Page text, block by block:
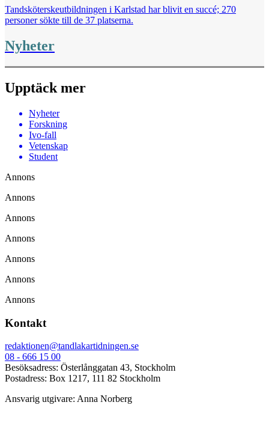
Tandsköterskeutbildningen i Karlstad har blivit en succé; 270
personer sökte till de 37 platserna.
Nyheter
Upptäck mer
Nyheter
Forskning
Ivo-fall
Vetenskap
Student
Annons
Annons
Annons
Annons
Annons
Annons
Annons
Kontakt
redaktionen@tandlakartidningen.se
08 - 666 15 00
Besöksadress: Österlånggatan 43, Stockholm
Postadress: Box 1217, 111 82 Stockholm
Ansvarig utgivare: Anna Norberg